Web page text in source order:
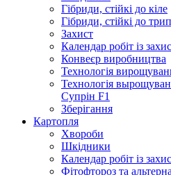
Гібриди, стійкі до кіле
Гібриди, стійкі до
Захист
Календар робіт із
Конвеєр виробництва
Технологія
Технологія
Супрін F1
Зберігання
Картопля
Хвороби
Шкідники
Календар робіт із
Фітофтороз та